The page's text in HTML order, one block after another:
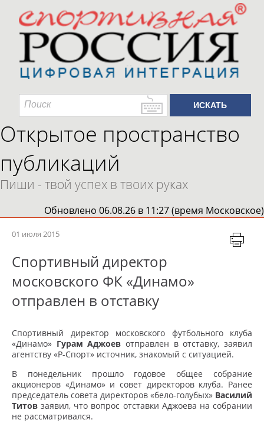
Открытое пространство
публикаций
Пиши - твой успех в твоих руках
Обновлено 06.08.26 в 11:27 (время Московское)
01 июля 2015
Спортивный директор
московского ФК «Динамо»
отправлен в отставку
Спортивный директор московского футбольного клуба
«Динамо» Гурам Аджоев отправлен в отставку, заявил
агентству «Р-Спорт» источник, знакомый с ситуацией.
В понедельник прошло годовое общее собрание
акционеров «Динамо» и совет директоров клуба. Ранее
председатель совета директоров «бело-голубых» Василий
Титов заявил, что вопрос отставки Аджоева на собрании
не рассматривался.